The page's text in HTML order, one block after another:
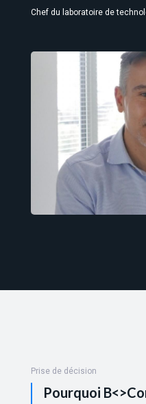
Chef du laboratoire de
Prise de décision
Pourquoi